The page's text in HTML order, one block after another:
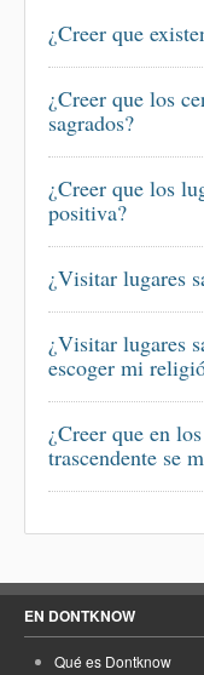
¿Creer que
¿Creer que los
sagrados?
¿Creer que los
positiva?
¿Visitar lugares
¿Visitar lugares
escoger mi
¿Creer que en
trascendente se
EN DONTKNOW
Qué es Dontknow